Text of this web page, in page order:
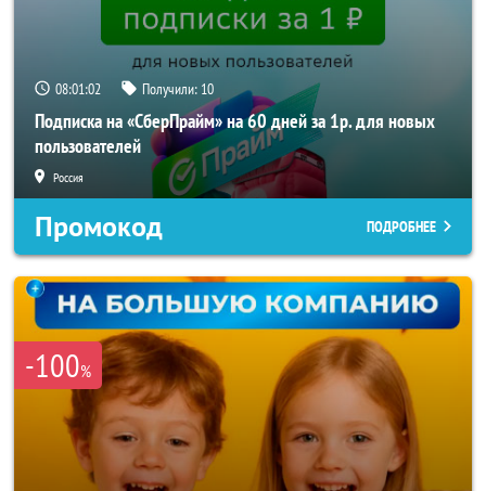
08:01:00 Получили: 10
Подписка на «СберПрайм» на 60 дней за 1р. для новых
пользователей
Россия
Промокод ПОДРОБНЕЕ
-100%